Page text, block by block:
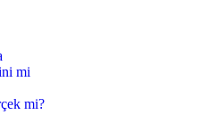
mi
mi?